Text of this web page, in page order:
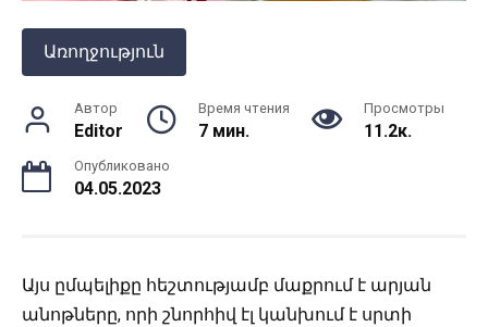
Առողջություն
Автор
Editor
Время чтения
7 мин.
Просмотры
11.2к.
Опубликовано
04.05.2023
Այս ըմպելիքը հեշտությամբ մաքրում է արյան
անոթները, որի շնորհիվ էլ կանխում է սրտի